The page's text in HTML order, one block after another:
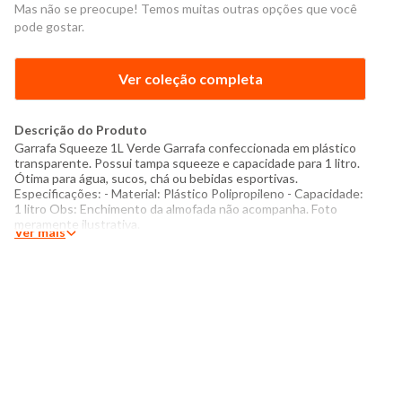
Mas não se preocupe! Temos muitas outras opções que você
pode gostar.
Ver coleção completa
Descrição do Produto
Garrafa Squeeze 1L Verde Garrafa confeccionada em plástico
transparente. Possui tampa squeeze e capacidade para 1 litro.
Ótima para água, sucos, chá ou bebidas esportivas.
Especificações: - Material: Plástico Polipropileno - Capacidade:
1 litro Obs: Enchimento da almofada não acompanha. Foto
meramente ilustrativa.
Ver mais